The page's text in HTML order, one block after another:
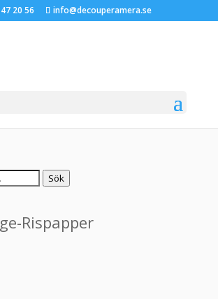
20 56 info@decouperamera.se
Sök
Rispapper